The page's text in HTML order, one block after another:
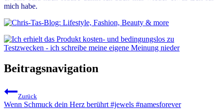
mich habe.
Beitragsnavigation
Zurück
Wenn Schmuck dein Herz berührt #jewels #namesforever